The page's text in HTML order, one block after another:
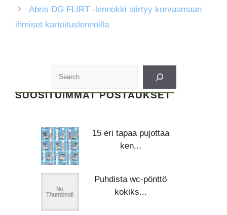
Abris DG FLIRT -lennokki siirtyy korvaamaan
ihmiset kartoituslennoilla
SUOSITUIMMAT POSTAUKSET
15 eri tapaa pujottaa
ken...
Puhdista wc-pönttö
kokiks...